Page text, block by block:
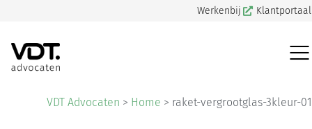
Werkenbij Klantportaal
VDT Advocaten > Home > raket-vergrootglas-3kleur-01